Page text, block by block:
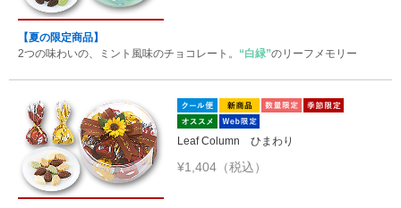
【夏の限定商品】
2つの味わいの、ミント風味のチョコレート。 “白緑”のリーフメモリー
Leaf Column ひまわり
¥1,404（税込）